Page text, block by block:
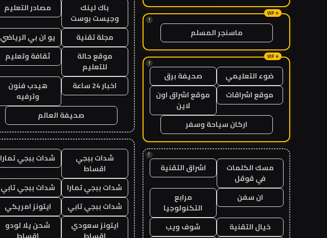
!
ماسنجر المسلم
!
ضوء التعليمي
صحيفة برق
موقع اشراقات
موقع اشراق اون
لاين
اركان سياحة وسفر
!
مسك الكلمات
في قوقل
اشراق التقنية
ان سفن
مرابع
التكنولوجيا
خيال التقنية
شوف ويب
باك لينك
وجيست بوست
مصادر التعليم
مجلة تقنية
يو ان بي الرياضي
موقع حالة
للتعليم
ثقافة وتعليم
اخبار 24 ساعة
هيدب فنون
وترفيه
صحيفة العالم
شدات ببجي
اقساط
شدات ببجي تمارا
شدات ببجي تمارا
شدات ببجي تابي
شدات ببجي تابي
ايتونز امريكي
ايتونز سعودي
شحن يلا لودو